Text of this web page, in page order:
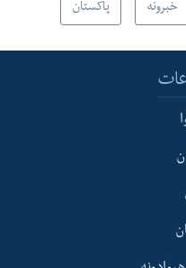
خبرونه پاکستان